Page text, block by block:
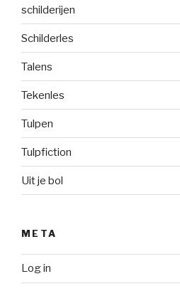
schilderijen
Schilderles
Talens
Tekenles
Tulpen
Tulpfiction
Uit je bol
META
Log in